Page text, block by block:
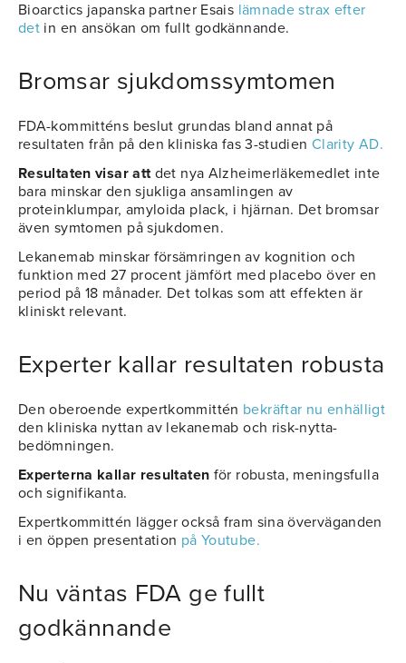
Bioarctics japanska partner Esais lämnade strax efter
det in en ansökan om fullt godkännande.
Bromsar sjukdomssymtomen
FDA-kommitténs beslut grundas bland annat på
resultaten från på den kliniska fas 3-studien Clarity AD.
Resultaten visar attdet nya Alzheimerläkemedlet inte
bara minskar den sjukliga ansamlingen av
proteinklumpar, amyloida plack, i hjärnan. Det bromsar
även symtomen på sjukdomen.
Lekanemab minskar försämringen av kognition och
funktion med 27 procent jämfört med placebo över en
period på 18 månader. Det tolkas som att effekten är
kliniskt relevant.
Experter kallar resultaten robusta
Den oberoende expertkommittén bekräftar nu enhälligt
den kliniska nyttan av lekanemab och risk-nytta-
bedömningen.
Experterna kallar resultaten för robusta, meningsfulla
och signifikanta.
Expertkommittén lägger också fram sina överväganden
i en öppen presentation på Youtube.
Nu väntas FDA ge fullt
godkännande